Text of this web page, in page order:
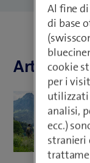
Articoli di
Al fine
di base
cookie
per i
utilizzati
analisi,
ecc.)
stranieri